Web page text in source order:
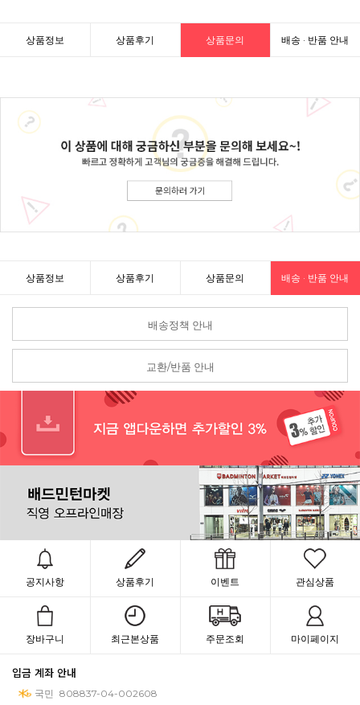
상품정보 상품후기 상품문의 배송 · 반품 안내
상품정보 상품후기 상품문의 배송 · 반품 안내
배송정책 안내
교환/반품 안내
공지사항 상품후기 이벤트 관심상품
장바구니 최근본상품 주문조회 마이페이지
입금 계좌 안내
국민 808837-04-002608